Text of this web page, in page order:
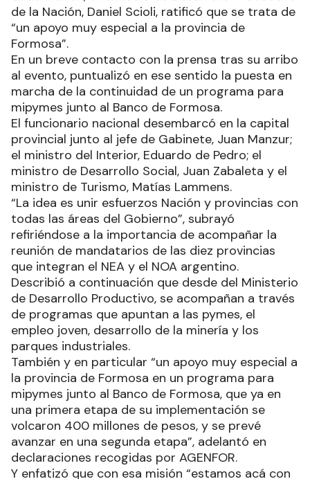
Al referirse a lo rubricado con el gobernador
Gildo Insfrán, el ministro de Desarrollo Productivo
de la Nación, Daniel Scioli, ratificó que se trata de
“un apoyo muy especial a la provincia de
Formosa”.
En un breve contacto con la prensa tras su arribo
al evento, puntualizó en ese sentido la puesta en
marcha de la continuidad de un programa para
mipymes junto al Banco de Formosa.
El funcionario nacional desembarcó en la capital
provincial junto al jefe de Gabinete, Juan Manzur;
el ministro del Interior, Eduardo de Pedro; el
ministro de Desarrollo Social, Juan Zabaleta y el
ministro de Turismo, Matías Lammens.
“La idea es unir esfuerzos Nación y provincias con
todas las áreas del Gobierno”, subrayó
refiriéndose a la importancia de acompañar la
reunión de mandatarios de las diez provincias
que integran el NEA y el NOA argentino.
Describió a continuación que desde del Ministerio
de Desarrollo Productivo, se acompañan a través
de programas que apuntan a las pymes, el
empleo joven, desarrollo de la minería y los
parques industriales.
También y en particular “un apoyo muy especial a
la provincia de Formosa en un programa para
mipymes junto al Banco de Formosa, que ya en
una primera etapa de su implementación se
volcaron 400 millones de pesos, y se prevé
avanzar en una segunda etapa”, adelantó en